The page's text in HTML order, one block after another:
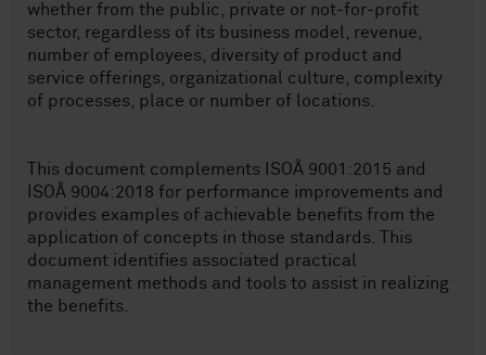
whether from the public, private or not-for-profit
sector, regardless of its business model, revenue,
number of employees, diversity of product and
service offerings, organizational culture, complexity
of processes, place or number of locations.
This document complements ISOÂ 9001:2015 and
ISOÂ 9004:2018 for performance improvements and
provides examples of achievable benefits from the
application of concepts in those standards. This
document identifies associated practical
management methods and tools to assist in realizing
the benefits.